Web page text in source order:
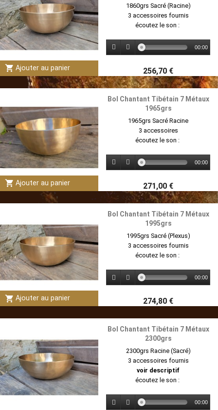
shopping_cart Ajouter au panier
1860grs Sacré (Racine)
3 accessoires fournis
écoutez le son :
00:00
256,70 €
shopping_cart Ajouter au panier
Bol Chantant Tibétain 7 Métaux
1965grs
1965grs Sacré Racine
3 accessoires
écoutez le son :
00:00
271,00 €
shopping_cart Ajouter au panier
Bol Chantant Tibétain 7 Métaux
1995grs
1995grs Sacré (Plexus)
3 accessoires fournis
écoutez le son :
00:00
274,80 €
Bol Chantant Tibétain 7 Métaux
2300grs
2300grs Racine (Sacré)
3 accessoires fournis
voir descriptif
écoutez le son :
00:00